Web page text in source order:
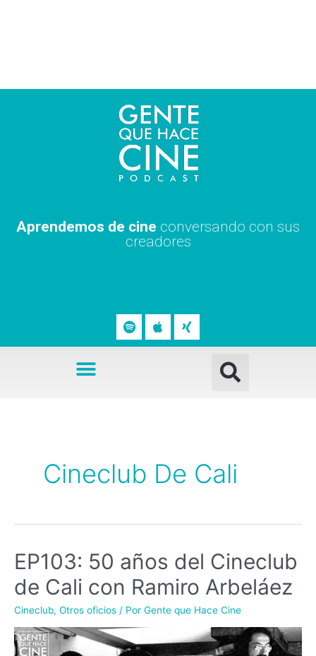
Aprendemos de cine conversando con sus
creadores
o
t
i
p
l
e
n
g
Menú
Cineclub De Cali
EP103: 50 años del Cineclub
de Cali con Ramiro Arbeláez
Cineclub, Otros oficios / Por Gente que Hace Cine